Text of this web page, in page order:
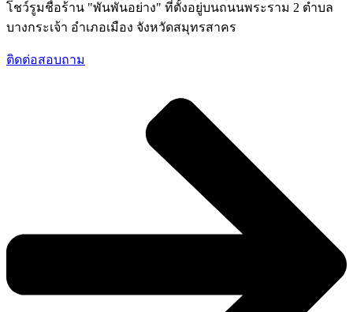
โชว์รูมชื่อร้าน "พันพันอย่าง" ที่ตั้งอยู่บนถนนพระราม 2 ตำบล
บางกระเจ้า อำเภอเมือง จังหวัดสมุทรสาคร
ติดต่อสอบถาม